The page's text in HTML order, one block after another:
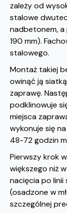
zależy od
stalowe
nadbetonem,
190 mm).
stalowego.
Montaż takiej
owinąć ją
zaprawę.
podklinowuje
miejsca
wykonuje się
48-72 godzin
Pierwszy krok
większego niż
nacięcia po linii
(osadzone w
szczególnej